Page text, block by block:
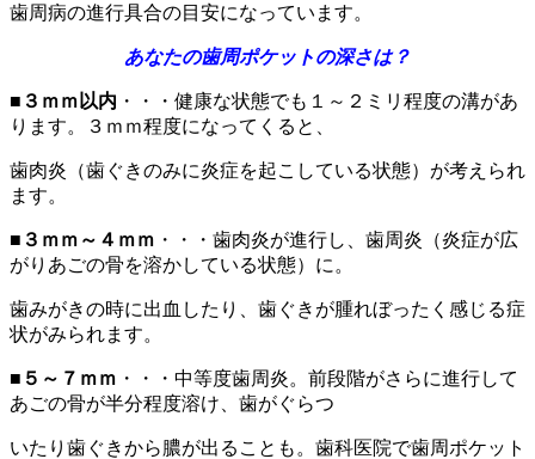
歯周病の進行具合の目安になっています。
あなたの歯周ポケットの深さは？
■ ３ｍｍ以内 ・・・健康な状態でも１～２ミリ程度の溝があ
ります。３ｍｍ程度になってくると、
歯肉炎（歯ぐきのみに炎症を起こしている状態）が考えられ
ます。
■ ３ｍｍ～４ｍｍ ・・・歯肉炎が進行し、歯周炎（炎症が広
がりあごの骨を溶かしている状態）に。
歯みがきの時に出血したり、歯ぐきが腫れぼったく感じる症
状がみられます。
■ ５～７ｍｍ ・・・中等度歯周炎。前段階がさらに進行して
あごの骨が半分程度溶け、歯がぐらつ
いたり歯ぐきから膿が出ることも。歯科医院で歯周ポケット